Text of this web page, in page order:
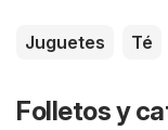
Juguetes Té
Folletos y